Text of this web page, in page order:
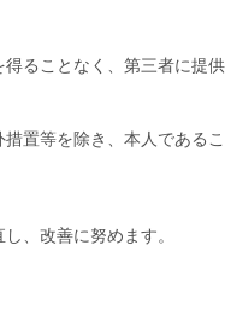
ることなく、第三者に提供
置等を除き、本人である
、改善に努めます。